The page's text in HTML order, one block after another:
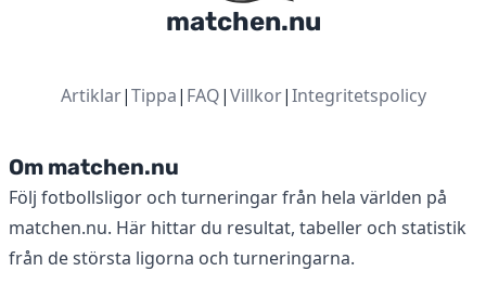
matchen.nu
Artiklar|Tippa| FAQ|Villkor|Integritetspolicy
Om matchen.nu
Följ fotbollsligor och turneringar från hela världen på
matchen.nu. Här hittar du resultat, tabeller och statistik
från de största ligorna och turneringarna.